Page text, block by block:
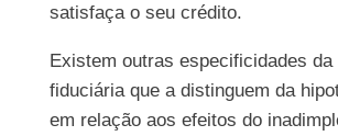
satisfaça o seu crédito.
Existem outras especificidades da
fiduciária que a distinguem da
em relação aos efeitos do